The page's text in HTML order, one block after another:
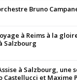
Bruno
à Reims à la
Salzbourg
à Salzbourg, une
Castellucci et Maxime